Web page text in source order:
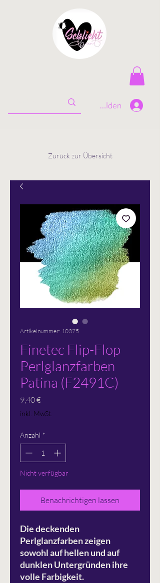
Anmelden
Zurück zur Übersicht
Artikelnummer: 10375
Finetec Flip-Flop
Perlglanzfarben
Patina (F2491C)
9,40 €Preis
inkl. MwSt.
Anzahl *
Nicht verfügbar
Benachrichtigen lassen
Die deckenden
Perlglanzfarben zeigen
sowohl auf hellen und auf
dunklen Untergründen ihre
volle Farbigkeit.